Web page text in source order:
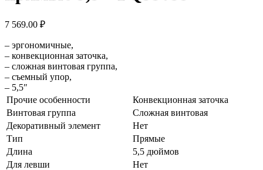
7 569.00 ₽
– эргономичные,
– конвекционная заточка,
– сложная винтовая группа,
– съемный упор,
– 5,5″
Прочие особенности
Конвекционная заточка
Винтовая группа
Сложная винтовая
Декоративный элемент
Нет
Тип
Прямые
Длина
5,5 дюймов
Для левши
Нет